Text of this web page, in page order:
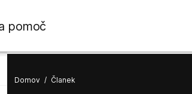
pomoč
Domov / Članek